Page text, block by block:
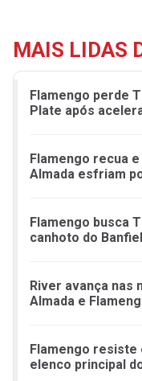
MAIS LIDAS
Flamengo perde
Plate após
Flamengo recua
Almada esfriam
Flamengo busca
canhoto do
River avança nas
Almada e
Flamengo resiste
elenco principal